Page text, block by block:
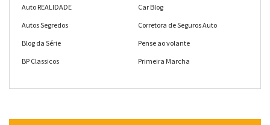
Auto REALIDADE
Autos Segredos
Blog da Série
BP Classicos
Car Blog
Corretora de Seguros Auto
Pense ao volante
Primeira Marcha